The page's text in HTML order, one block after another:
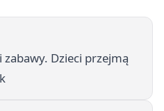
Dzieci przejmą